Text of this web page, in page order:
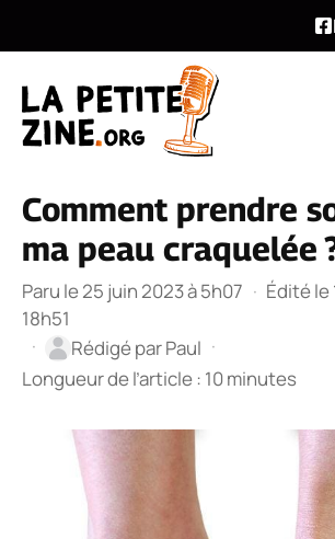
contenu
Comment prendre
ma peau craquelée
Paru le 25 juin 2023 à 5h07 · Édité le
18h51
·
Rédigé parPaul ·
Longueur de l’article : 10 minutes